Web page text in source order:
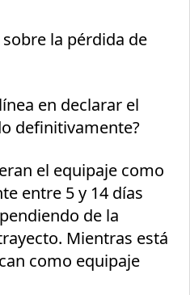
la pérdida de
en declarar el
definitivamente?
el equipaje como
entre 5 y 14 días
de la
Mientras está
como equipaje